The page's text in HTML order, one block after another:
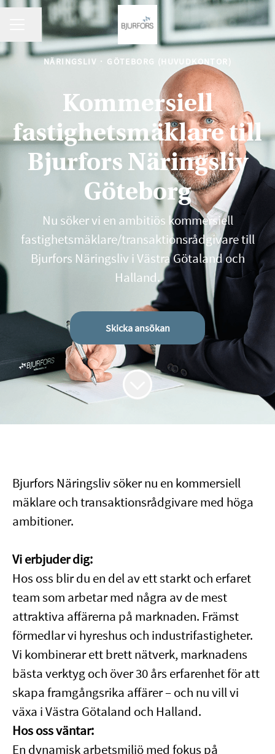
KARRIÄRMENY
Dela sidan
NÄRINGSLIV · GÖTEBORG (HUVUDKONTOR)
Kommersiell
fastighetsmäklare till
Bjurfors Näringsliv
Göteborg
Nu söker vi en ambitiös kommersiell
fastighetsmäklare/transaktionsrådgivare till
Bjurfors Näringsliv i Västra Götaland och
Halland.
Skicka ansökan
Bjurfors Näringsliv söker nu en kommersiell
mäklare och transaktionsrådgivare med höga
ambitioner.
Vi erbjuder dig:
Hos oss blir du en del av ett starkt och erfaret
team som arbetar med några av de mest
attraktiva affärerna på marknaden. Främst
förmedlar vi hyreshus och industrifastigheter.
Vi kombinerar ett brett nätverk, marknadens
bästa verktyg och över 30 års erfarenhet för att
skapa framgångsrika affärer – och nu vill vi
växa i Västra Götaland och Halland.
Hos oss väntar:
En dynamisk arbetsmiljö med fokus på